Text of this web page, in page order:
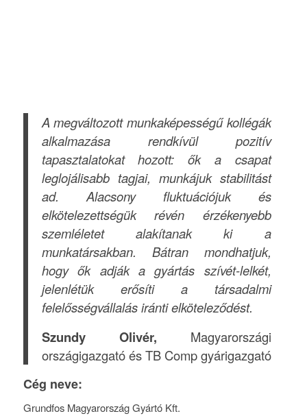
A megváltozott munkaképességű kollégák
alkalmazása rendkívül pozitív
tapasztalatokat hozott: ők a csapat
leglojálisabb tagjai, munkájuk stabilitást
ad. Alacsony fluktuációjuk és
elkötelezettségük révén érzékenyebb
szemléletet alakítanak ki a
munkatársakban. Bátran mondhatjuk,
hogy ők adják a gyártás szívét-lelkét,
jelenlétük erősíti a társadalmi
felelősségvállalás iránti elköteleződést.
Szundy Olivér, Magyarországi
országigazgató és TB Comp gyárigazgató
Cég neve:
Grundfos Magyarország Gyártó Kft.